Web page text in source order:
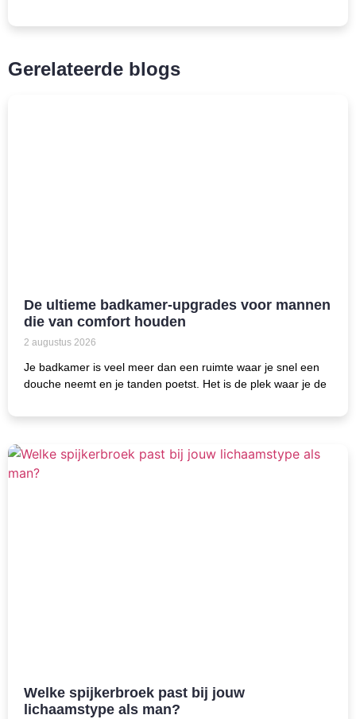
Gerelateerde blogs
De ultieme badkamer-upgrades voor mannen
die van comfort houden
2 augustus 2026
Je badkamer is veel meer dan een ruimte waar je snel een
douche neemt en je tanden poetst. Het is de plek waar je de
Welke spijkerbroek past bij jouw
lichaamstype als man?